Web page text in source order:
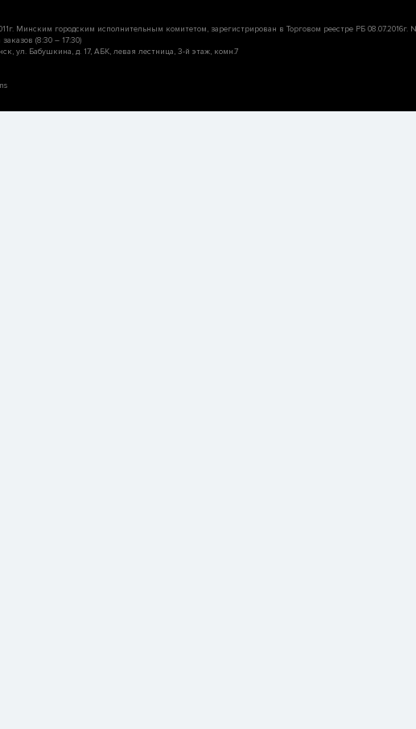
Минским городским исполнительным комитетом, зарегистрирован в Торговом реестре РБ 08.07.2016г.
(8:30 – 17:30)
ул. Бабушкина, д. 17, АБК, левая лестница, 3-й этаж, комн.7